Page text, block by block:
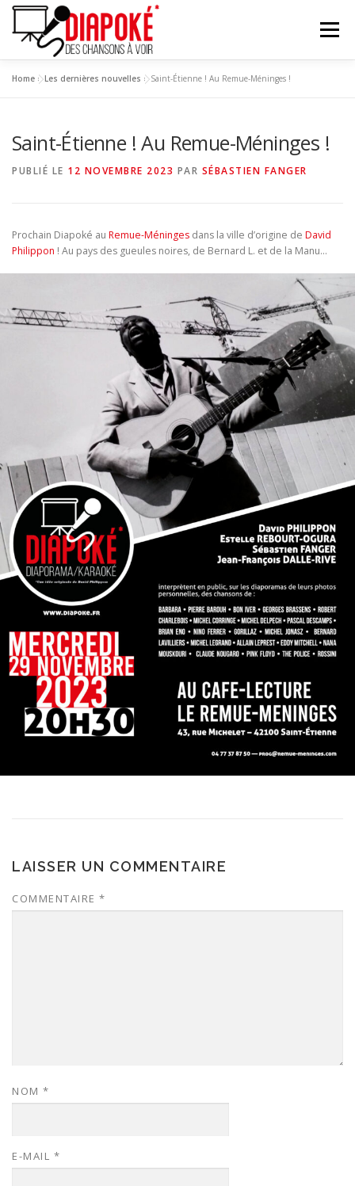
Aller
contenu
Menu
VIDÉO ACTUALITÉ CONTACT PAGE PRO
Home »Les dernières nouvelles »Saint-Étienne ! Au Remue-Méninges !
Saint-Étienne ! Au Remue-Méninges !
PUBLIÉ LE 12 NOVEMBRE 2023 PAR SÉBASTIEN FANGER
Prochain Diapoké au Remue-Méninges dans la ville d’origine de David
Philippon ! Au pays des gueules noires, de Bernard L. et de la Manu…
LAISSER UN COMMENTAIRE
COMMENTAIRE *
NOM *
E-MAIL *